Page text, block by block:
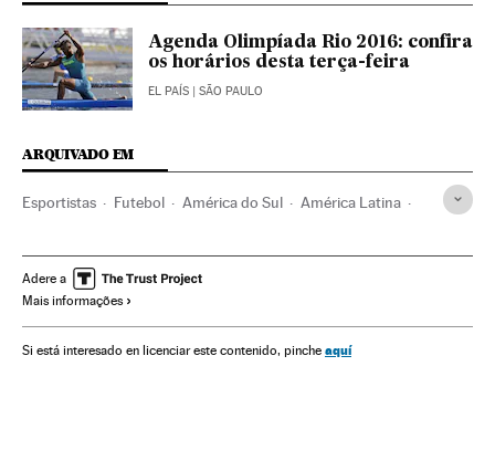
Agenda Olimpíada Rio 2016: confira
os horários desta terça-feira
EL PAÍS | SÃO PAULO
ARQUIVADO EM
Esportistas Futebol América do Sul América Latina
Calendário esportivo Seleção Brasileira Futebol
Olimpíadas Rio 2016
Ginástica Jogos Olímpicos Brasil Esportes
Adere a
Mais informações
Si está interesado en licenciar este contenido, pinche aquí